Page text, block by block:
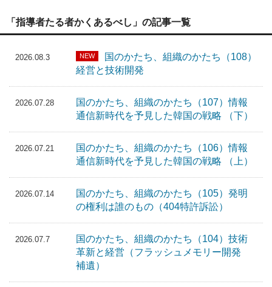
「指導者たる者かくあるべし」の記事一覧
2026.08.3 NEW
国のかたち、組織のかたち（108）
経営と技術開発
2026.07.28
国のかたち、組織のかたち（107）情報
通信新時代を予見した韓国の戦略 （下）
2026.07.21
国のかたち、組織のかたち（106）情報
通信新時代を予見した韓国の戦略 （上）
2026.07.14
国のかたち、組織のかたち（105）発明
の権利は誰のもの（404特許訴訟）
2026.07.7
国のかたち、組織のかたち（104）技術
革新と経営（フラッシュメモリー開発
補遺）